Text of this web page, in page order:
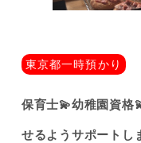
東京都一時預かり
保育士💫幼稚園資格
せるようサポートし